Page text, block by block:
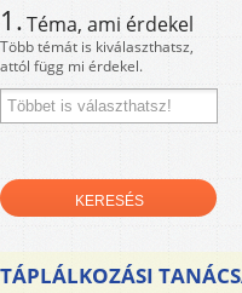
1.Téma, ami érdekel
Több témát is kiválaszthatsz,
attól függ mi érdekel.
TÁPLÁLKOZÁSI